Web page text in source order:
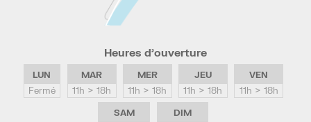
Heures d’ouverture
LUN
Fermé
MAR
11h > 18h
MER
11h > 18h
JEU
11h > 18h
VEN
11h > 18h
SAM
DIM